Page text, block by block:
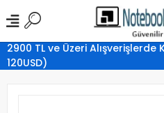
2900 TL ve Üzeri
120USD)